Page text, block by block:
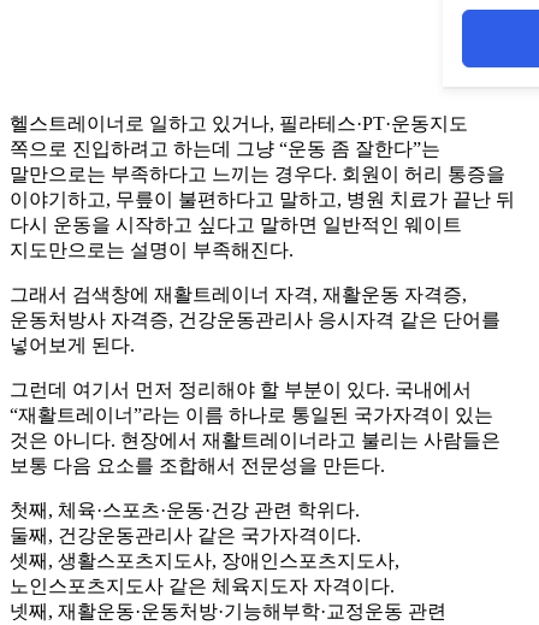
헬스트레이너로 일하고 있거나, 필라테스·PT·운동지도
쪽으로 진입하려고 하는데 그냥 “운동 좀 잘한다”는
말만으로는 부족하다고 느끼는 경우다. 회원이 허리 통증을
이야기하고, 무릎이 불편하다고 말하고, 병원 치료가 끝난 뒤
다시 운동을 시작하고 싶다고 말하면 일반적인 웨이트
지도만으로는 설명이 부족해진다.
그래서 검색창에 재활트레이너 자격, 재활운동 자격증,
운동처방사 자격증, 건강운동관리사 응시자격 같은 단어를
넣어보게 된다.
그런데 여기서 먼저 정리해야 할 부분이 있다. 국내에서
“재활트레이너”라는 이름 하나로 통일된 국가자격이 있는
것은 아니다. 현장에서 재활트레이너라고 불리는 사람들은
보통 다음 요소를 조합해서 전문성을 만든다.
첫째, 체육·스포츠·운동·건강 관련 학위다.
둘째, 건강운동관리사 같은 국가자격이다.
셋째, 생활스포츠지도사, 장애인스포츠지도사,
노인스포츠지도사 같은 체육지도자 자격이다.
넷째, 재활운동·운동처방·기능해부학·교정운동 관련